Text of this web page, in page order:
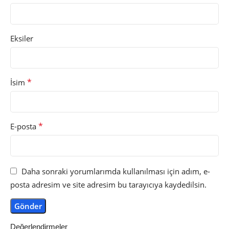
Değerlendirmeler
Eksiler
İsim *
E-posta *
Daha sonraki yorumlarımda kullanılması için adım, e-
posta adresim ve site adresim bu tarayıcıya kaydedilsin.